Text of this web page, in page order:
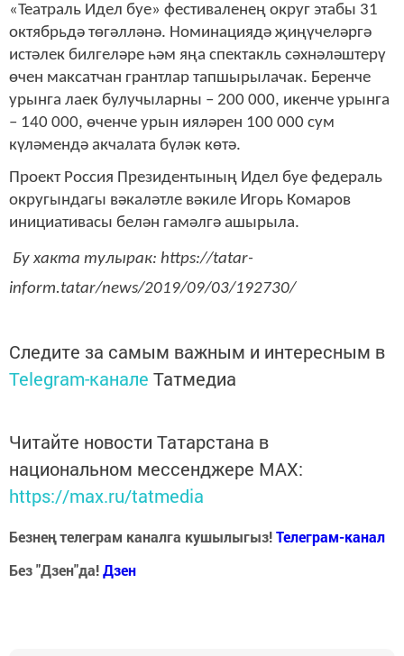
«Театраль Идел буе» фестиваленең округ этабы 31
октябрьдә төгәлләнә. Номинациядә җиңүчеләргә
истәлек билгеләре һәм яңа спектакль сәхнәләштерү
өчен максатчан грантлар тапшырылачак. Беренче
урынга лаек булучыларны – 200 000, икенче урынга
– 140 000, өченче урын ияләрен 100 000 сум
күләмендә акчалата бүләк көтә.
Проект Россия Президентының Идел буе федераль
округындагы вәкаләтле вәкиле Игорь Комаров
инициативасы белән гамәлгә ашырыла.
Бу хакта тулырак: https://tatar-
inform.tatar/news/2019/09/03/192730/
Следите за самым важным и интересным в
Telegram-канале Татмедиа
Читайте новости Татарстана в
национальном мессенджере MАХ:
https://max.ru/tatmedia
Безнең телеграм каналга кушылыгыз!Телеграм-канал
Без "Дзен"да!Дзен